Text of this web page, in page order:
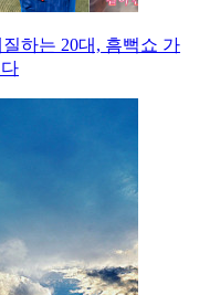
하는 20대, 흠뻑쇼 가